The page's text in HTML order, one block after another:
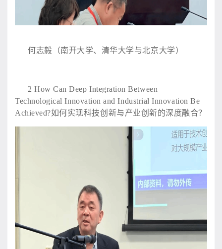
何志毅（南开大学、清华大学与北京大学）
2 How Can Deep Integration Between
Technological Innovation and Industrial Innovation Be
Achieved?如何实现科技创新与产业创新的深度融合？